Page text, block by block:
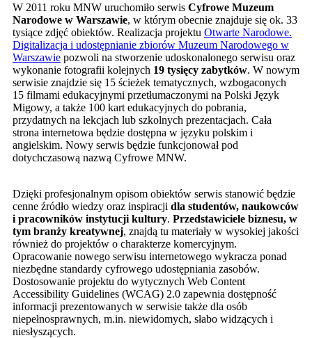
W 2011 roku MNW uruchomiło serwis Cyfrowe Muzeum
Narodowe w Warszawie, w którym obecnie znajduje się ok. 33
tysiące zdjęć obiektów. Realizacja projektu Otwarte Narodowe.
Digitalizacja i udostępnianie zbiorów Muzeum Narodowego w
Warszawie pozwoli na stworzenie udoskonalonego serwisu oraz
wykonanie fotografii kolejnych 19 tysięcy zabytków. W nowym
serwisie znajdzie się 15 ścieżek tematycznych, wzbogaconych
15 filmami edukacyjnymi przetłumaczonymi na Polski Język
Migowy, a także 100 kart edukacyjnych do pobrania,
przydatnych na lekcjach lub szkolnych prezentacjach. Cała
strona internetowa będzie dostępna w języku polskim i
angielskim. Nowy serwis będzie funkcjonował pod
dotychczasową nazwą Cyfrowe MNW.
Dzięki profesjonalnym opisom obiektów serwis stanowić będzie
cenne źródło wiedzy oraz inspiracji dla studentów, naukowców
i pracowników instytucji kultury. Przedstawiciele biznesu, w
tym branży kreatywnej, znajdą tu materiały w wysokiej jakości
również do projektów o charakterze komercyjnym.
Opracowanie nowego serwisu internetowego wykracza ponad
niezbędne standardy cyfrowego udostępniania zasobów.
Dostosowanie projektu do wytycznych Web Content
Accessibility Guidelines (WCAG) 2.0 zapewnia dostępność
informacji prezentowanych w serwisie także dla osób
niepełnosprawnych, m.in. niewidomych, słabo widzących i
niesłyszących.